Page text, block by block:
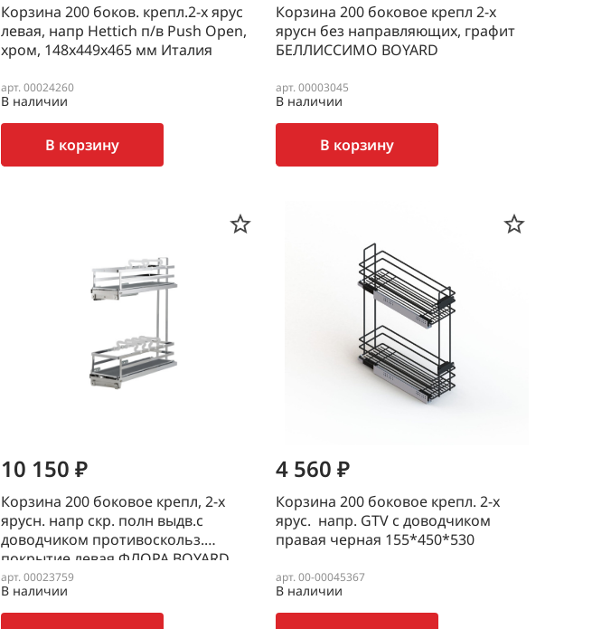
Корзина 200 боков. крепл.2-х ярус
левая, напр Hettich п/в Push Open,
хром, 148х449х465 мм Италия
арт. 00024260
В наличии
В корзину
Корзина 200 боковое крепл 2-х
ярусн без направляющих, графит
БЕЛЛИССИМО BOYARD
арт. 00003045
В наличии
В корзину
10 150 ₽
Корзина 200 боковое крепл, 2-х
ярусн. напр скр. полн выдв.с
доводчиком противоскольз.
покрытие левая ФЛОРА BOYARD
арт. 00023759
В наличии
4 560 ₽
Корзина 200 боковое крепл. 2-х
ярус. напр. GTV с доводчиком
правая черная 155*450*530
арт. 00-00045367
В наличии